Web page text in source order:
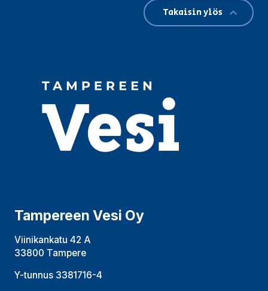
Tampereen Vesi Oy
Viinikankatu 42 A
33800 Tampere
Y-tunnus 3381716-4
Takaisin ylös